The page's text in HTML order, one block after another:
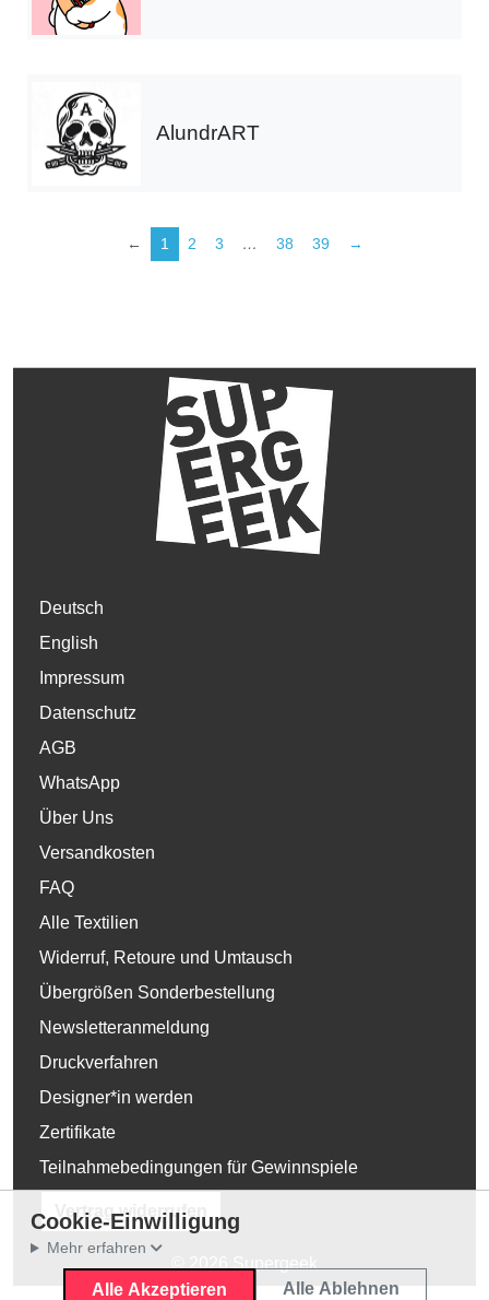
AlundrART
← 1 2 3 … 38 39 →
Deutsch
English
Impressum
Datenschutz
AGB
WhatsApp
Über Uns
Versandkosten
FAQ
Alle Textilien
Widerruf, Retoure und Umtausch
Übergrößen Sonderbestellung
Newsletteranmeldung
Druckverfahren
Designer*in werden
Zertifikate
Teilnahmebedingungen für Gewinnspiele
Vertrag widerrufen
© 2026 Supergeek
Cookie-Einwilligung
Mehr erfahren
Alle Akzeptieren Alle Ablehnen